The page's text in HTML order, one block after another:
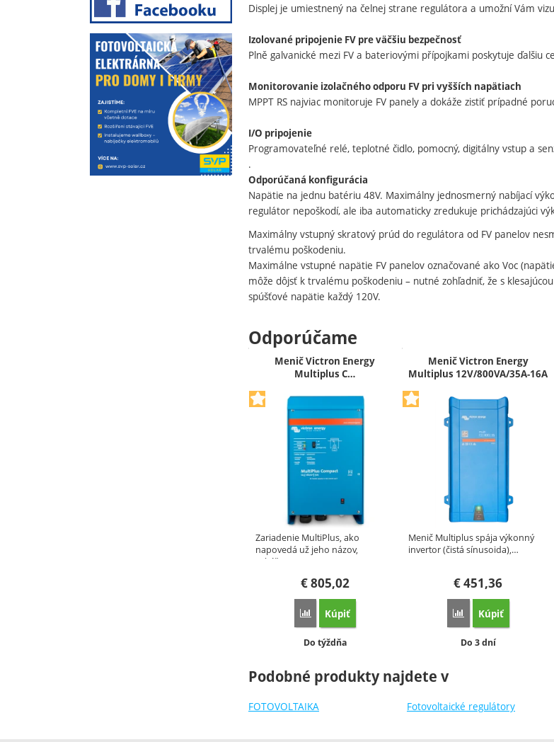
Displej je umiestnený na čelnej strane regulátora a umožní Vám
Izolované pripojenie FV pre väčšiu bezpečnosť
Plně galvanické mezi FV a bateriovými přípojkami poskytuje ďalšiu
Monitorovanie izolačného odporu FV pri vyšších napätiach
MPPT RS najviac monitoruje FV panely a dokáže zistiť prípadné
I/O pripojenie
Programovateľné relé, teplotné čidlo, pomocný, digitálny vstup a
.
Odporúčaná konfigurácia
Napätie na jednu batériu 48V. Maximálny jednosmerný nabíjací
regulátor nepoškodí, ale iba automaticky zredukuje prichádzajúci
Maximálny vstupný skratový prúd do regulátora od FV panelov
trvalému poškodeniu.
Maximálne vstupné napätie FV panelov označované ako Voc
môže dôjsť k trvalému poškodeniu – nutné zohľadniť, že s
spúšťové napätie každý 120V.
Odporúčame
Menič Victron Energy
Multiplus C…
Zariadenie MultiPlus, ako
napovedá už jeho názov,
zahŕňa…
€805,02
Porovnať
Kúpiť
Dostupnosť:
Do týždňa
Menič Victron Energy
Multiplus 12V/800VA/35A-16A
Menič Multiplus spája výkonný
invertor (čistá sínusoida),…
€451,36
Porovnať
Kúpiť
Dostupnosť:
Do 3 dní
Podobné produkty najdete v
FOTOVOLTAIKA Fotovoltaické regulátory